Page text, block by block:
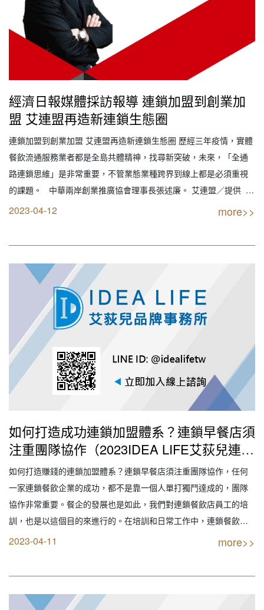
經濟日報媒體採訪報導 連鎖加盟到創業加
盟 艾連盟再造新連鎖生態圈
連鎖加盟到創業加盟 艾連盟再造新連鎖生態圈 歷經三年疫情，實體
餐飲流通服務業者都是全島共體精神，找尋新突破，未來，「全通
路連鎖思維」是非常重要，不管業態業種跨界到線上都是必須重視
的課題。 中華兩岸創業推廣協會理事長張述廉。 艾連盟／提供
2023年艾連盟加盟網平台即將推出一系列連鎖加盟課程和創業家等
2023-04-12 more>>
如何打造成功連鎖加盟體系？連鎖早餐店須
注重團隊協作（2023IDEA LIFE艾荻兒連鎖
品牌餐飲設計｜創業加盟｜連鎖加盟｜餐飲
設計｜餐飲規劃｜餐飲顧問｜餐飲行銷｜創
業開店餐飲顧問｜餐飲設備商業空間規劃｜
線上創業連鎖加盟設計）
如何打造賺錢的連鎖加盟體系？連鎖早餐店須注重團隊協作，任何
一家連鎖餐飲企業的成功，都不是靠一個人單打獨鬥達成的，團隊
協作非常重要。餐企的發展也是如此，我們對連鎖餐飲店員工的培
訓，也是以這個目的來進行的。在培訓和日常工作中，連鎖餐飲店
店長常常會犯的一個錯誤就是把員工當成手下，而非搭檔和家人，
2023-04-11 more>>